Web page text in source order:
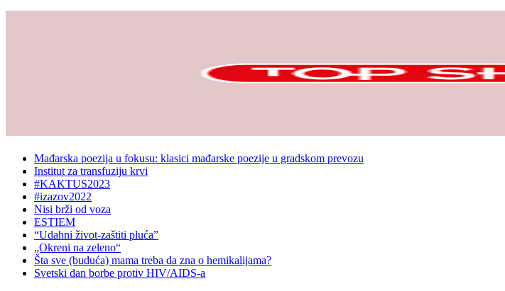
Mađarska poezija u fokusu: klasici mađarske poezije u gradskom prevozu
Institut za transfuziju krvi
#KAKTUS2023
#izazov2022
Nisi brži od voza
ESTIEM
“Udahni život-zaštiti pluća”
„Okreni na zeleno“
Šta sve (buduća) mama treba da zna o hemikalijama?
Svetski dan borbe protiv HIV/AIDS-a